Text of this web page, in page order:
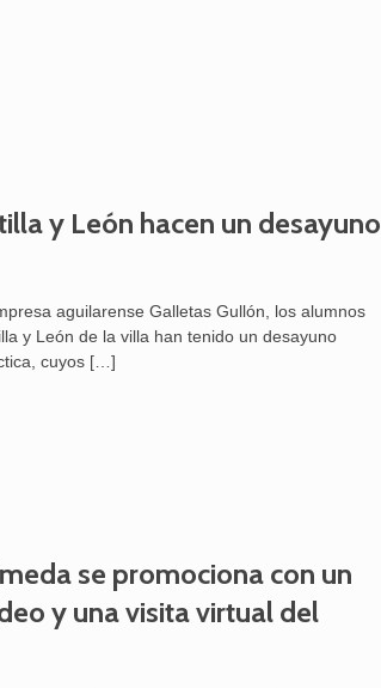
y León hacen un desayuno
aguilarense Galletas Gullón, los alumnos
y León de la villa han tenido un desayuno
cuyos[…]
se promociona con un
y una visita virtual del